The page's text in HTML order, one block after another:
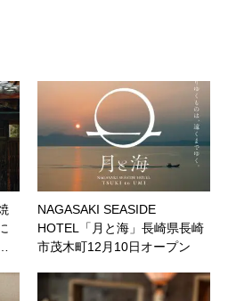
NAGASAKI SEASIDE
HOTEL「月と海」長崎県長崎
市茂木町12月10日オープン